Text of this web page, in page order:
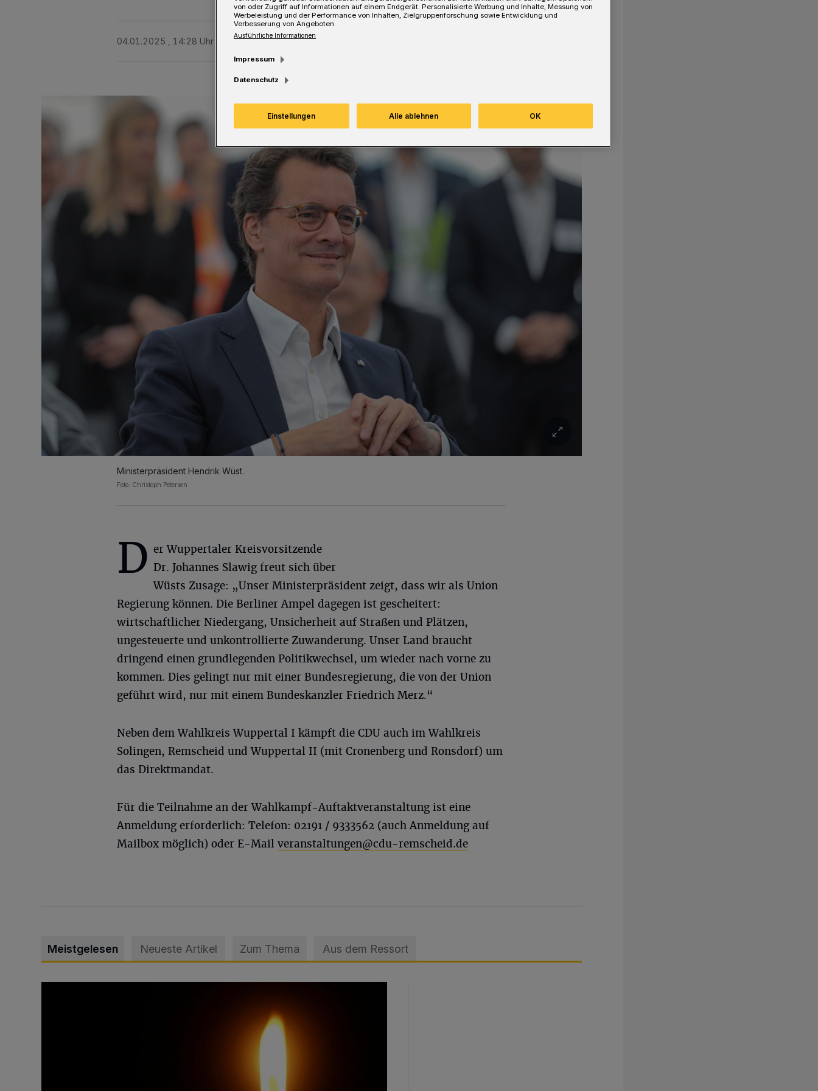
04.01.2025 , 14:28 Uhr Eine Minute Lesezeit
Ministerpräsident Hendrik Wüst.
Foto: Christoph Petersen
D er Wuppertaler Kreisvorsitzende
Dr. Johannes Slawig freut sich über
Wüsts Zusage: „Unser Ministerpräsident zeigt, dass wir als Union
Regierung können. Die Berliner Ampel dagegen ist gescheitert:
wirtschaftlicher Niedergang, Unsicherheit auf Straßen und Plätzen,
ungesteuerte und unkontrollierte Zuwanderung. Unser Land braucht
dringend einen grundlegenden Politikwechsel, um wieder nach vorne zu
kommen. Dies gelingt nur mit einer Bundesregierung, die von der Union
geführt wird, nur mit einem Bundeskanzler Friedrich Merz.“
Neben dem Wahlkreis Wuppertal I kämpft die CDU auch im Wahlkreis
Solingen, Remscheid und Wuppertal II (mit Cronenberg und Ronsdorf) um
das Direktmandat.
Für die Teilnahme an der Wahlkampf-Auftaktveranstaltung ist eine
Anmeldung erforderlich: Telefon: 02191 / 9333562 (auch Anmeldung auf
Mailbox möglich) oder E-Mail veranstaltungen@cdu-remscheid.de
Meistgelesen Neueste Artikel Zum Thema Aus dem Ressort
von oder Zugriff auf Informationen auf einem Endgerät. Personalisierte Werbung und Inhalte, Messung von
Werbeleistung und der Performance von Inhalten, Zielgruppenforschung sowie Entwicklung und
Verbesserung von Angeboten.
Ausführliche Informationen
Impressum
Datenschutz
Einstellungen Alle ablehnen OK